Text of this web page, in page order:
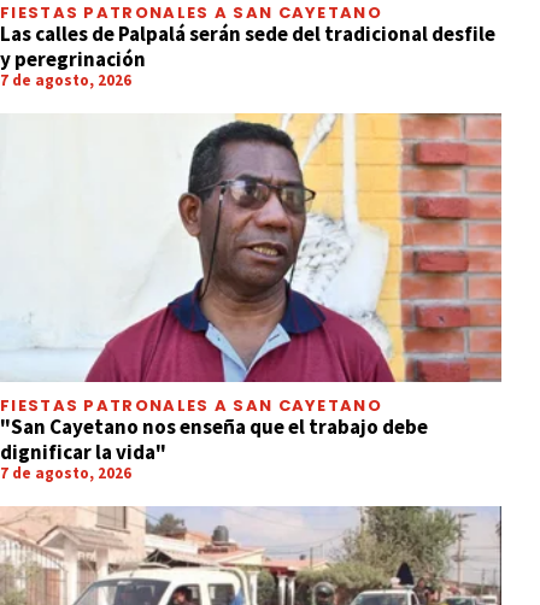
FIESTAS PATRONALES A SAN CAYETANO
Las calles de Palpalá serán sede del tradicional desfile
y peregrinación
7 de agosto, 2026
FIESTAS PATRONALES A SAN CAYETANO
"San Cayetano nos enseña que el trabajo debe
dignificar la vida"
7 de agosto, 2026